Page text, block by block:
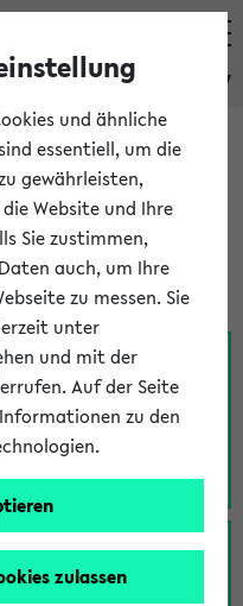
eKVV
am eKVV.
aus:
und alle weiteren
zu nutzen,
über Ihr Uni
können Sie das
verwenden:
und ähnliche
essentiell, um die
gewährleisten,
Website und Ihre
Sie zustimmen,
auch, um Ihre
zu messen. Sie
unter
und mit der
Auf der Seite
zu den
zulassen